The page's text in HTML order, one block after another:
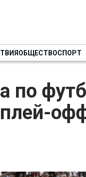
ОБЩЕСТВОСПОРТ
по